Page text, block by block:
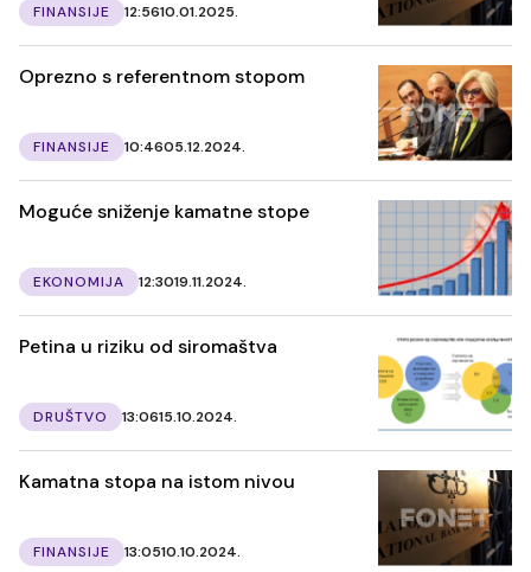
FINANSIJE 12:5610.01.2025.
Oprezno s referentnom stopom
FINANSIJE 10:4605.12.2024.
Moguće sniženje kamatne stope
EKONOMIJA 12:3019.11.2024.
Petina u riziku od siromaštva
DRUŠTVO 13:0615.10.2024.
Kamatna stopa na istom nivou
FINANSIJE 13:0510.10.2024.